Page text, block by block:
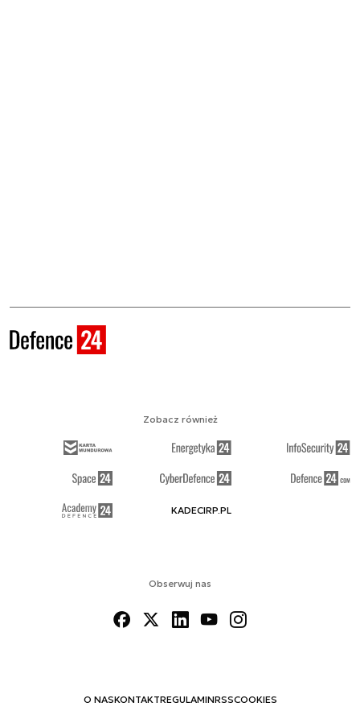
Obserwuj nas
O NASKONTAKTREGULAMINRSSCOOKIES
Zobacz również
KADECIRP.PL